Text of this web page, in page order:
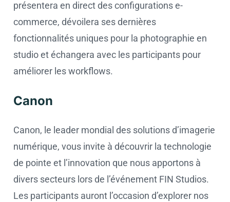
présentera en direct des configurations e-
commerce, dévoilera ses dernières
fonctionnalités uniques pour la photographie en
studio et échangera avec les participants pour
améliorer les workflows.
Canon
Canon, le leader mondial des solutions d’imagerie
numérique, vous invite à découvrir la technologie
de pointe et l’innovation que nous apportons à
divers secteurs lors de l’événement FIN Studios.
Les participants auront l’occasion d’explorer nos